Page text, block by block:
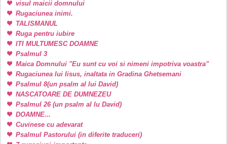
visul maicii domnului
Rugaciunea inimi.
TALISMANUL
Ruga pentru iubire
ITI MULTUMESC DOAMNE
Psalmul 3
Maica Domnului "Eu sunt cu voi si nimeni impotriva voastra"
Rugaciunea lui Iisus, inaltata in Gradina Ghetsemani
Psalmul 8(un psalm al lui David)
NASCATOARE DE DUMNEZEU
Psalmul 26 (un psalm al lu David)
DOAMNE...
Cuvinese cu adevarat
Psalmul Pastorului (in diferite traduceri)